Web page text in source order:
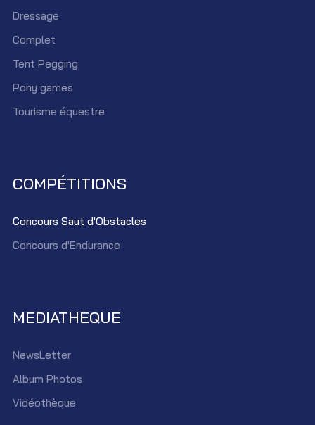
Dressage
Complet
Tent Pegging
Pony games
Tourisme équestre
COMPÉTITIONS
Concours Saut d'Obstacles
Concours d'Endurance
MEDIATHEQUE
NewsLetter
Album Photos
Vidéothèque